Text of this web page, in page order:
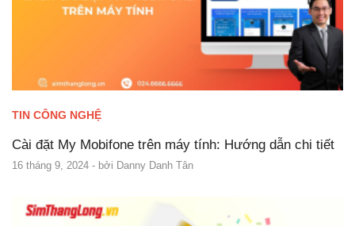
TIN CÔNG NGHỆ
Cài đặt My Mobifone trên máy tính: Hướng dẫn chi tiết
16 tháng 9, 2024 - bởi Danny Danh Tân